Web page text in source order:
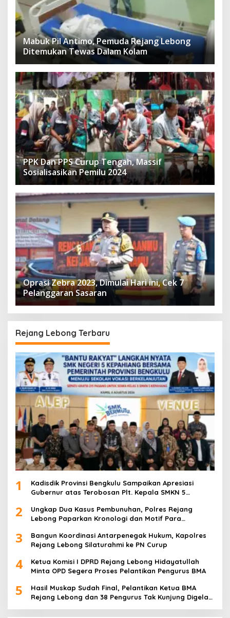
Mabuk Pil Antimo, Pemuda Rejang Lebong
Ditemukan Tewas Dalam Kolam
PPK Dan PPS Curup Tengah, Massif
Sosialisasikan Pemilu 2024
Oprasi Zebra 2023, Dimulai Hari ini, Cek 7
Pelanggaran Sasaran
Rejang Lebong Terbaru
1
Kadisdik Provinsi Bengkulu Sampaikan Apresiasi
Gubernur atas Terobosan Plt. Kepala SMKN 5
2
Ungkap Dua Kasus Pembunuhan, Polres Rejang
Lebong Paparkan Kronologi dan Motif Para
3
Bangun Koordinasi Antarpenegak Hukum, Kapolres
Rejang Lebong Silaturahmi ke PN Curup
4
Ketua Komisi I DPRD Rejang Lebong Hidayatullah
Minta OPD Segera Proses Pelantikan Pengurus BMA
5
Hasil Muskap Sudah Final, Pelantikan Ketua BMA
Rejang Lebong dan 38 Pengurus Tak Kunjung Digelar,